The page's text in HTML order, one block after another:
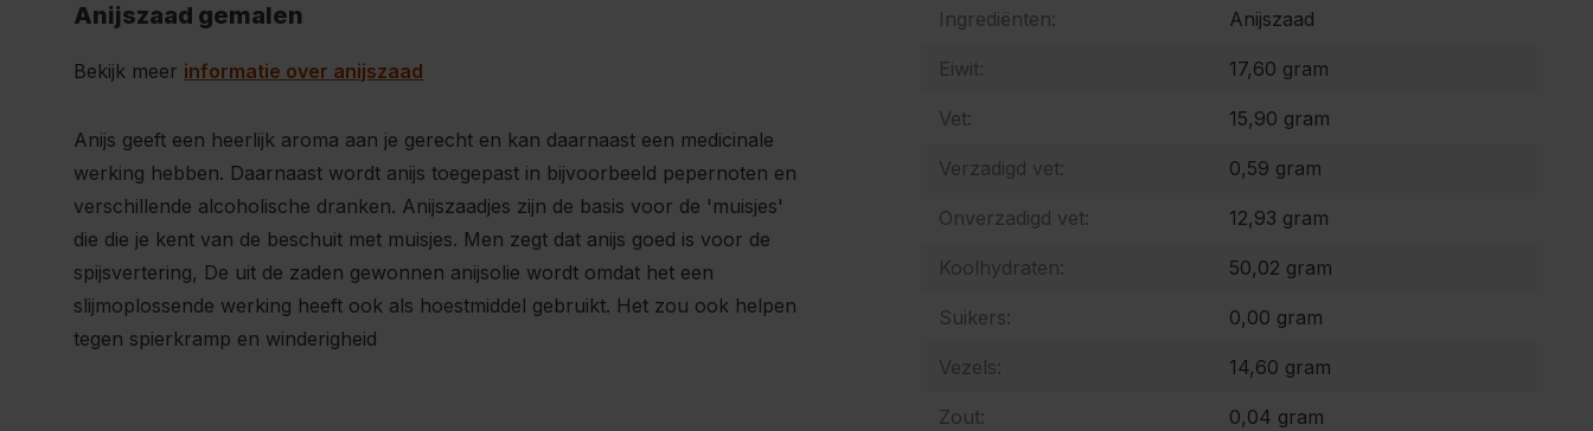
Anijszaad gemalen
Bekijk meer informatie over anijszaad
Anijs geeft een heerlijk aroma aan je gerecht en kan daarnaast een medicinale
werking hebben. Daarnaast wordt anijs toegepast in bijvoorbeeld pepernoten en
verschillende alcoholische dranken. Anijszaadjes zijn de basis voor de 'muisjes'
die die je kent van de beschuit met muisjes. Men zegt dat anijs goed is voor de
spijsvertering, De uit de zaden gewonnen anijsolie wordt omdat het een
slijmoplossende werking heeft ook als hoestmiddel gebruikt. Het zou ook helpen
tegen spierkramp en winderigheid
Ingrediënten: Anijszaad
Eiwit: 17,60 gram
Vet: 15,90 gram
Verzadigd vet: 0,59 gram
Onverzadigd vet: 12,93 gram
Koolhydraten: 50,02 gram
Suikers: 0,00 gram
Vezels: 14,60 gram
Zout: 0,04 gram